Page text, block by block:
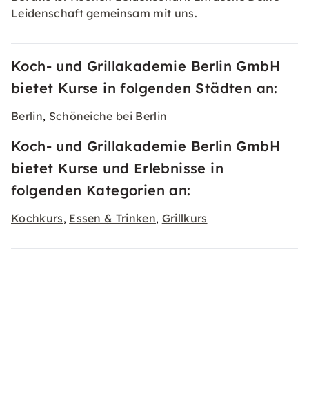
Leidenschaft gemeinsam mit uns.
Koch- und Grillakademie Berlin GmbH
bietet Kurse in folgenden Städten an:
Berlin, Schöneiche bei Berlin
Koch- und Grillakademie Berlin GmbH
bietet Kurse und Erlebnisse in
folgenden Kategorien an:
Kochkurs, Essen & Trinken, Grillkurs